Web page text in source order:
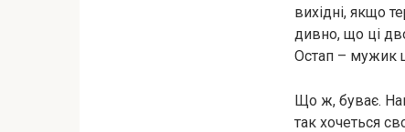
вихідні, якщо
дивно, що ці
Остап – мужик
Що ж, буває.
так хочеться